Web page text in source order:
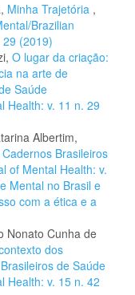
Minha Trajetória ,
Brazilian
(2019)
O lugar da criação:
na arte de
Saúde
Health: v. 11 n. 29
Albertim,
Cadernos Brasileiros
of Mental Health: v.
Mental no Brasil e
com a ética e a
Nonato Cunha de
dos
de Saúde
Health: v. 15 n. 42